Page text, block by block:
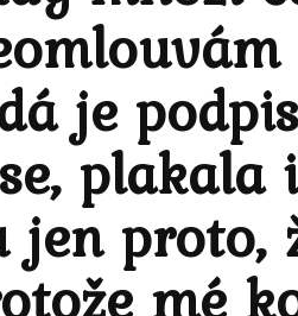
je
plakala
proto,
mé